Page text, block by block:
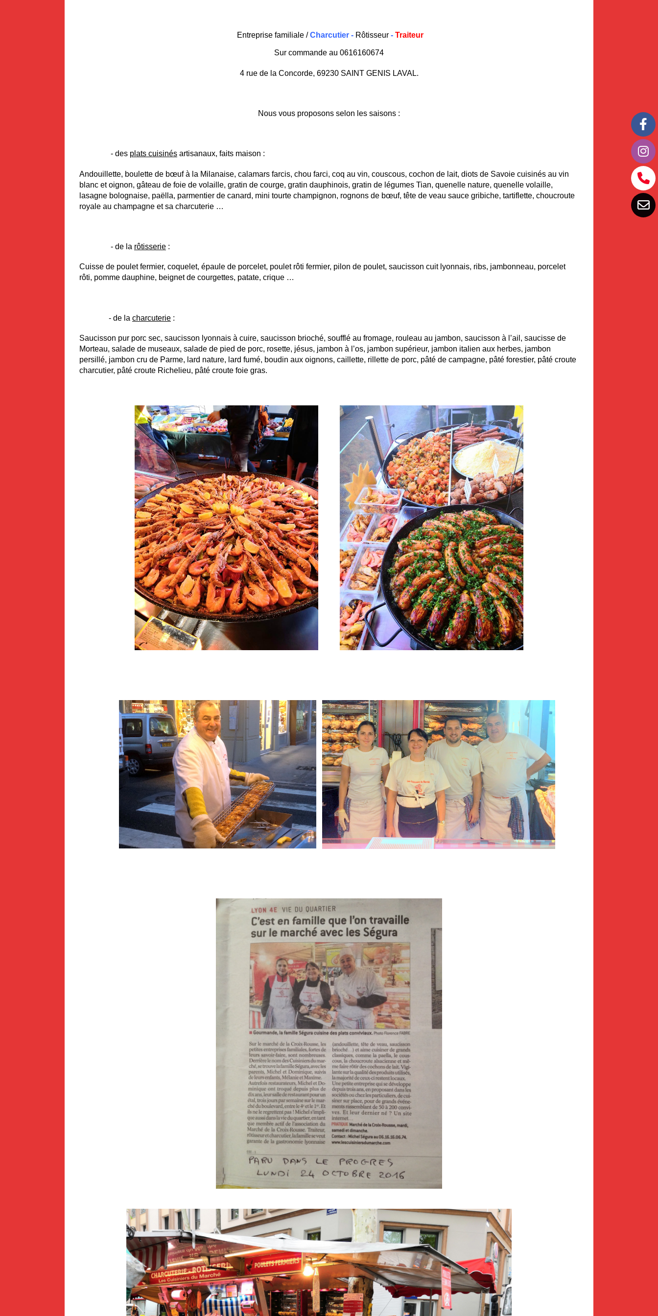
Entreprise familiale / Charcutier- Rôtisseur - Traiteur
Sur commande au 0616160674
4 rue de la Concorde, 69230 SAINT GENIS LAVAL.
Nous vous proposons selon les saisons :
- des plats cuisinés artisanaux, faits maison :
Andouillette, boulette de bœuf à la Milanaise, calamars farcis, chou farci, coq au vin, couscous, cochon de lait, diots de Savoie cuisinés au vin
blanc et oignon, gâteau de foie de volaille, gratin de courge, gratin dauphinois, gratin de légumes Tian, quenelle nature, quenelle volaille,
lasagne bolognaise, paëlla, parmentier de canard, mini tourte champignon, rognons de bœuf, tête de veau sauce gribiche, tartiflette, choucroute
royale au champagne et sa charcuterie …
- de la rôtisserie :
Cuisse de poulet fermier, coquelet, épaule de porcelet, poulet rôti fermier, pilon de poulet, saucisson cuit lyonnais, ribs, jambonneau, porcelet
rôti, pomme dauphine, beignet de courgettes, patate, crique …
- de la charcuterie :
Saucisson pur porc sec, saucisson lyonnais à cuire, saucisson brioché, soufflé au fromage, rouleau au jambon, saucisson à l’ail, saucisse de
Morteau, salade de museaux, salade de pied de porc, rosette, jésus, jambon à l’os, jambon supérieur, jambon italien aux herbes, jambon
persillé, jambon cru de Parme, lard nature, lard fumé, boudin aux oignons, caillette, rillette de porc, pâté de campagne, pâté forestier, pâté croute
charcutier, pâté croute Richelieu, pâté croute foie gras.